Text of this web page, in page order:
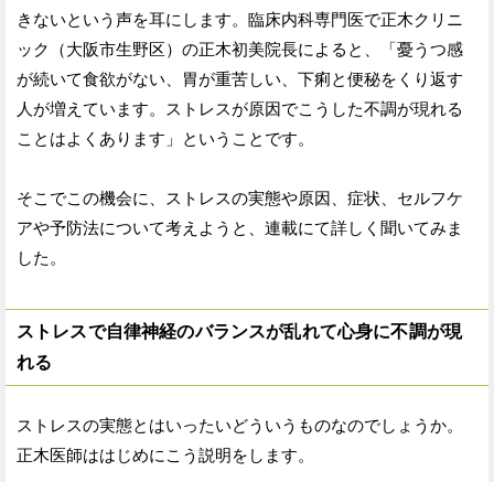
ア
す
る
ア
す
る
きないという声を耳にします。臨床内科専門医で正木クリニ
ック（大阪市生野区）の正木初美院長によると、「憂うつ感
が続いて食欲がない、胃が重苦しい、下痢と便秘をくり返す
人が増えています。ストレスが原因でこうした不調が現れる
ことはよくあります」ということです。
そこでこの機会に、ストレスの実態や原因、症状、セルフケ
アや予防法について考えようと、連載にて詳しく聞いてみま
した。
ストレスで自律神経のバランスが乱れて心身に不調が現
れる
ストレスの実態とはいったいどういうものなのでしょうか。
正木医師ははじめにこう説明をします。